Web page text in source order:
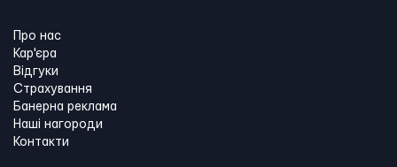
Про нас
Кар'єра
Відгуки
Страхування
Банерна реклама
Наші нагороди
Контакти